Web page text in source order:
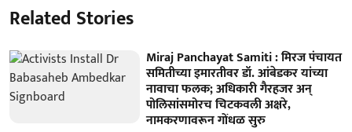
Related Stories
Miraj Panchayat Samiti : मिरज पंचायत
समितीच्या इमारतीवर डॉ. आंबेडकर यांच्या
नावाचा फलक; अधिकारी गैरहजर अन्
पोलिसांसमोरच चिटकवली अक्षरे,
नामकरणावरून गोंधळ सुरु